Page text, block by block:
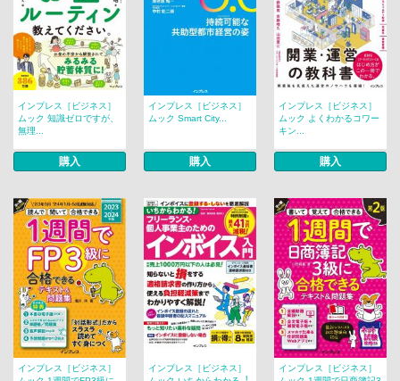
インプレス［ビジネス］
ムック 知識ゼロですが、
無理...
購入
インプレス［ビジネス］
ムック Smart City...
購入
インプレス［ビジネス］
ムック よくわかるコワー
キン...
購入
インプレス［ビジネス］
インプレス［ビジネス］
インプレス［ビジネス］